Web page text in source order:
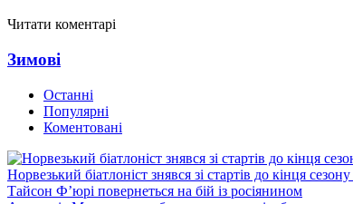
Читати коментарі
Зимові
Останні
Популярні
Коментовані
Норвезький біатлоніст знявся зі стартів до кінця
Тайсон Ф’юрі повернеться на бій із росіянином